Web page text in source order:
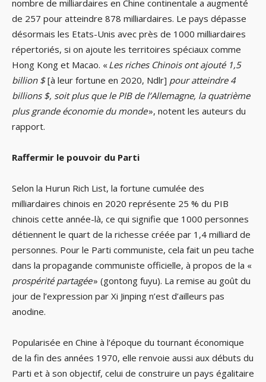
nombre de milliardaires en Chine continentale a augmenté
de 257 pour atteindre 878 milliardaires. Le pays dépasse
désormais les Etats-Unis avec près de 1000 milliardaires
répertoriés, si on ajoute les territoires spéciaux comme
Hong Kong et Macao. «Les riches Chinois ont ajouté 1,5
billion $[à leur fortune en 2020, Ndlr] pour atteindre 4
billions $, soit plus que le PIB de l’Allemagne, la quatrième
plus grande économie du monde», notent les auteurs du
rapport.
Raffermir le pouvoir du Parti
Selon la Hurun Rich List, la fortune cumulée des
milliardaires chinois en 2020 représente 25 % du PIB
chinois cette année-là, ce qui signifie que 1000 personnes
détiennent le quart de la richesse créée par 1,4 milliard de
personnes. Pour le Parti communiste, cela fait un peu tache
dans la propagande communiste officielle, à propos de la «
prospérité partagée» (gontong fuyu). La remise au goût du
jour de l’expression par Xi Jinping n’est d’ailleurs pas
anodine.
Popularisée en Chine à l’époque du tournant économique
de la fin des années 1970, elle renvoie aussi aux débuts du
Parti et à son objectif, celui de construire un pays égalitaire